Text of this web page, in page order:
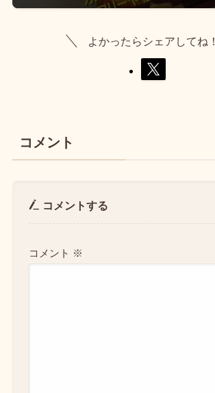
よかったらシェアしてね！
コメント
コメントする
コメント ※